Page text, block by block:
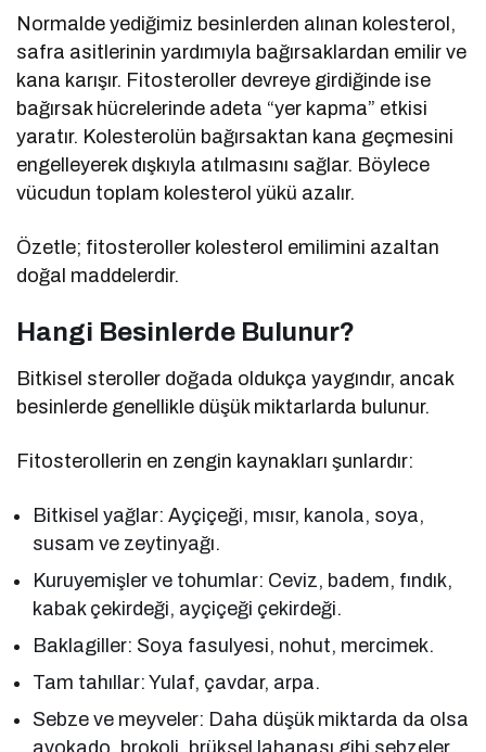
Normalde yediğimiz besinlerden alınan kolesterol,
safra asitlerinin yardımıyla bağırsaklardan emilir ve
kana karışır. Fitosteroller devreye girdiğinde ise
bağırsak hücrelerinde adeta “yer kapma” etkisi
yaratır. Kolesterolün bağırsaktan kana geçmesini
engelleyerek dışkıyla atılmasını sağlar. Böylece
vücudun toplam kolesterol yükü azalır.
Özetle; fitosteroller kolesterol emilimini azaltan
doğal maddelerdir.
Hangi Besinlerde Bulunur?
Bitkisel steroller doğada oldukça yaygındır, ancak
besinlerde genellikle düşük miktarlarda bulunur.
Fitosterollerin en zengin kaynakları şunlardır:
Bitkisel yağlar: Ayçiçeği, mısır, kanola, soya,
susam ve zeytinyağı.
Kuruyemişler ve tohumlar: Ceviz, badem, fındık,
kabak çekirdeği, ayçiçeği çekirdeği.
Baklagiller: Soya fasulyesi, nohut, mercimek.
Tam tahıllar: Yulaf, çavdar, arpa.
Sebze ve meyveler: Daha düşük miktarda da olsa